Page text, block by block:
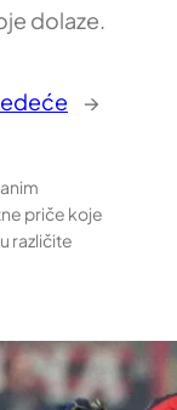
dolaze.
→
priče koje
različite